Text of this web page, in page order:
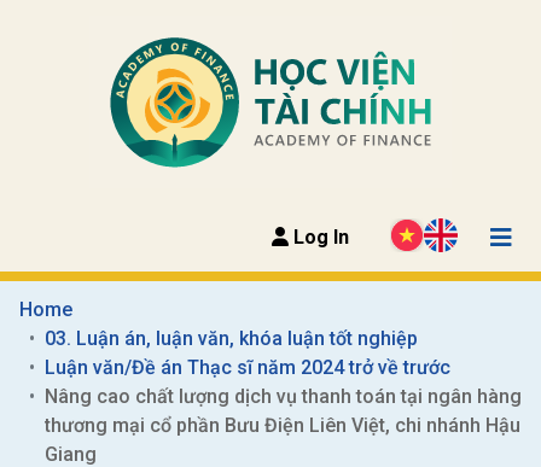
Log In
Home
03. Luận án, luận văn, khóa luận tốt nghiệp
Luận văn/Đề án Thạc sĩ năm 2024 trở về trước
Nâng cao chất lượng dịch vụ thanh toán tại ngân hàng
thương mại cổ phần Bưu Điện Liên Việt, chi nhánh Hậu
Giang